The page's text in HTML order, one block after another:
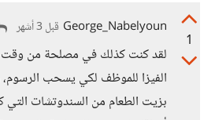
1
George_Nabelyoun قبل 3 أشهر
لقد كنت كذلك في مصلحة من
الفيزا للموظف لكي يسحب الرسوم،
بزيت الطعام من السندوتشات التي